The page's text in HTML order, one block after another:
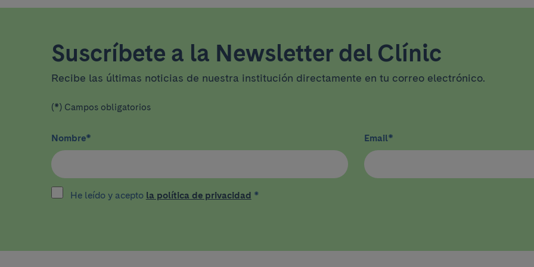
Suscríbete a la Newsletter del Clínic
Recibe las últimas noticias de nuestra institución directamente en tu correo electrónico.
(*) Campos obligatorios
Nombre* Email*
He leído y acepto la política de privacidad *